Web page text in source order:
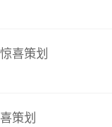
喜策划
策划